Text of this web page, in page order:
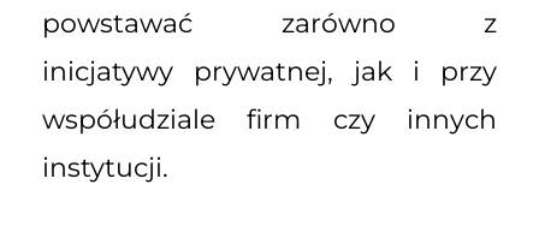
powstawać zarówno z
inicjatywy prywatnej, jak i przy
współudziale firm czy innych
instytucji.